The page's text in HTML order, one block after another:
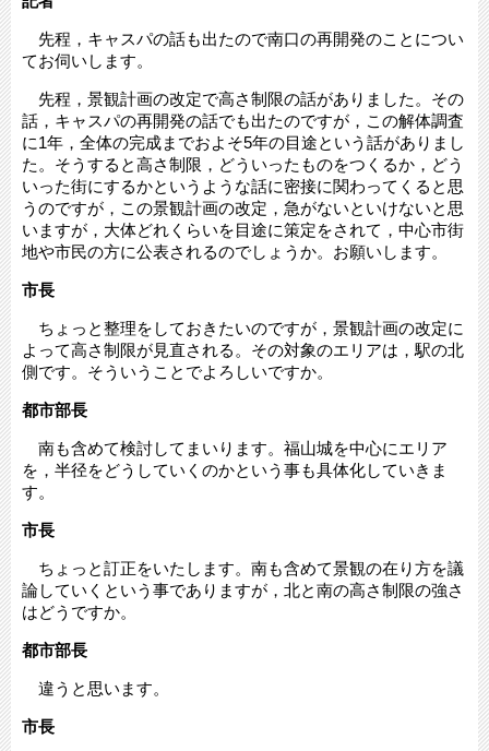
先程，キャスパの話も出たので南口の再開発のことについ
てお伺いします。
先程，景観計画の改定で高さ制限の話がありました。その
話，キャスパの再開発の話でも出たのですが，この解体調査
に1年，全体の完成までおよそ5年の目途という話がありまし
た。そうすると高さ制限，どういったものをつくるか，どう
いった街にするかというような話に密接に関わってくると思
うのですが，この景観計画の改定，急がないといけないと思
いますが，大体どれくらいを目途に策定をされて，中心市街
地や市民の方に公表されるのでしょうか。お願いします。
市長
ちょっと整理をしておきたいのですが，景観計画の改定に
よって高さ制限が見直される。その対象のエリアは，駅の北
側です。そういうことでよろしいですか。
都市部長
南も含めて検討してまいります。福山城を中心にエリア
を，半径をどうしていくのかという事も具体化していきま
す。
市長
ちょっと訂正をいたします。南も含めて景観の在り方を議
論していくという事でありますが，北と南の高さ制限の強さ
はどうですか。
都市部長
違うと思います。
市長